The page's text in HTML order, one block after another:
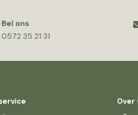
Bel ons
0572 35 21 31
Over